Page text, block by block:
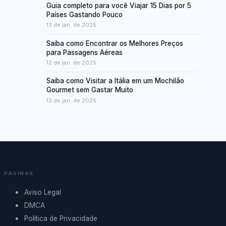
Guia completo para você Viajar 15 Dias por 5
Países Gastando Pouco
13 de jan. de 2025
Saiba como Encontrar os Melhores Preços
para Passagens Aéreas
12 de jan. de 2025
Saiba como Visitar a Itália em um Mochilão
Gourmet sem Gastar Muito
13 de jan. de 2025
PAGINAS
Aviso Legal
DMCA
Política de Privacidade